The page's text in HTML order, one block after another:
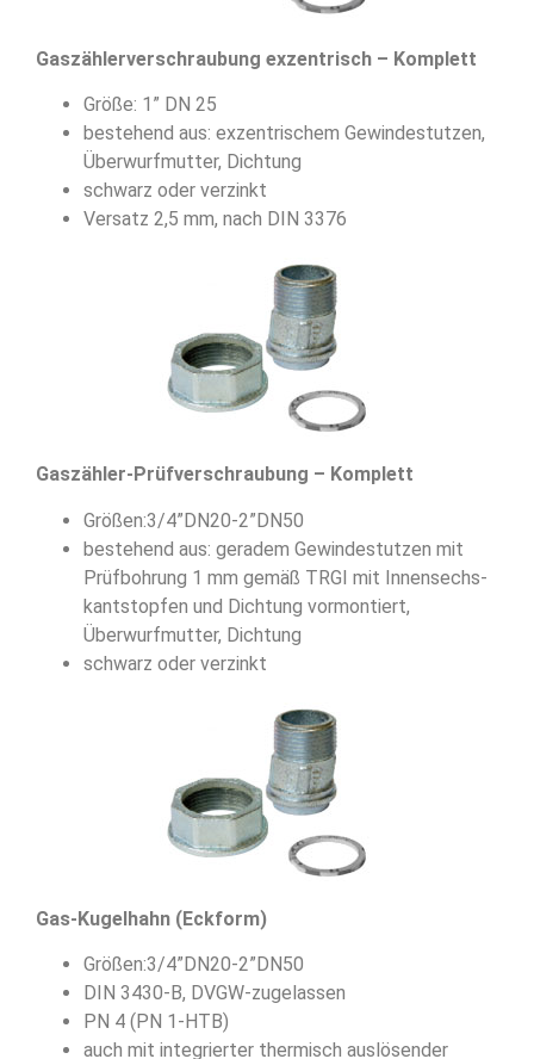
Gaszählerverschraubung exzentrisch – Komplett
Größe: 1” DN 25
bestehend aus: exzentrischem Gewindestutzen,
Überwurfmutter, Dichtung
schwarz oder verzinkt
Versatz 2,5 mm, nach DIN 3376
Gaszähler-Prüfverschraubung – Komplett
Größen:3/4”DN20-2”DN50
bestehend aus: geradem Gewindestutzen mit
Prüfbohrung 1 mm gemäß TRGI mit Innensechs-
kantstopfen und Dichtung vormontiert,
Überwurfmutter, Dichtung
schwarz oder verzinkt
Gas-Kugelhahn (Eckform)
Größen:3/4”DN20-2”DN50
DIN 3430-B, DVGW-zugelassen
PN 4 (PN 1-HTB)
auch mit integrierter thermisch auslösender